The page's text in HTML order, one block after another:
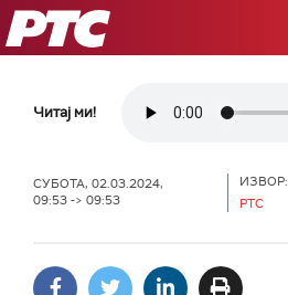
РТС
Читај ми!
СУБОТА, 02.03.2024,
09:53 -> 09:53
ИЗВОР:
РТС